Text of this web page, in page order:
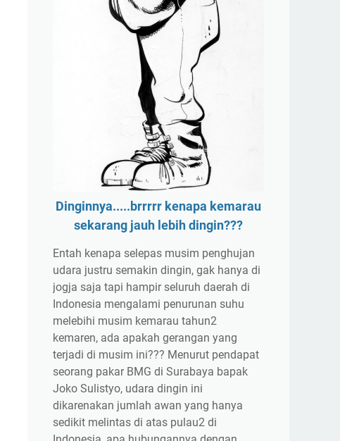
Dinginnya.....brrrrr kenapa kemarau
sekarang jauh lebih dingin???
Entah kenapa selepas musim penghujan
udara justru semakin dingin, gak hanya di
jogja saja tapi hampir seluruh daerah di
Indonesia mengalami penurunan suhu
melebihi musim kemarau tahun2
kemaren, ada apakah gerangan yang
terjadi di musim ini??? Menurut pendapat
seorang pakar BMG di Surabaya bapak
Joko Sulistyo, udara dingin ini
dikarenakan jumlah awan yang hanya
sedikit melintas di atas pulau2 di